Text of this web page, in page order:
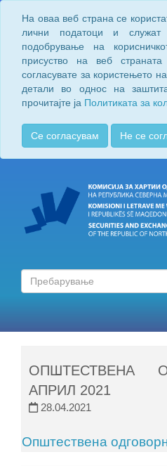
На оваа веб страна се
лични податоци и
подобрување на
присуство на веб
согласувате за користењето
детали во однос на
прочитајте ја Политиката за
Се согласувам Не се
ОПШТЕСТВЕНА
АПРИЛ 2021
28.04.2021
Општествена